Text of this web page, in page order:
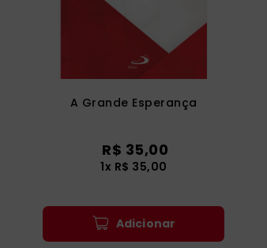
A Grande Esperança
R$ 35,00
1x R$ 35,00
Adicionar